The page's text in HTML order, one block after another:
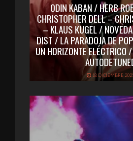
ODIN KABAN / HERB
CHRISTOPHER DELL –
– KLAUS KUGEL /
DIST / LA PARADOJA DE
UN HORIZONTE
18 DICIEMBRE